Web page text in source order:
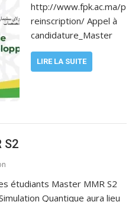
http://www.fpk.ac.ma/p
reinscription/ Appel à
candidature_Master
LIRE LA SUITE
S2
étudiants Master MMR S2
Quantique aura lieu